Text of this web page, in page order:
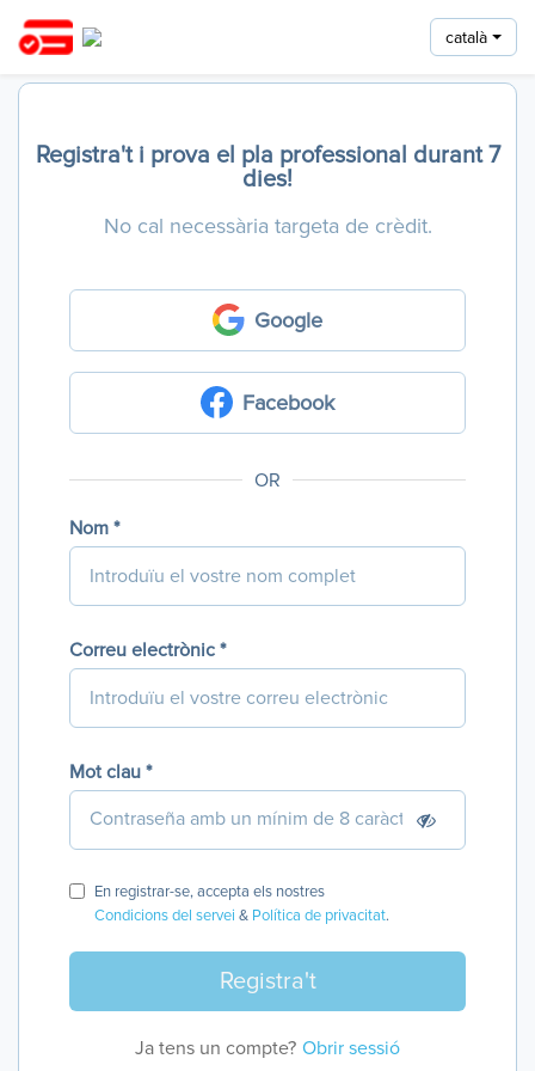
català
Registra't i prova el pla professional durant 7
dies!
No cal necessària targeta de crèdit.
Google
Facebook
OR
Nom *
Correu electrònic *
Mot clau *
En registrar-se, accepta els nostres
Condicions del servei & Política de privacitat.
Ja tens un compte? Obrir sessió